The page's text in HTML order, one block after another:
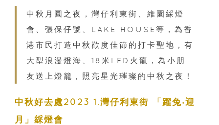
中秋月圓之夜，灣仔利東街、維園綵燈
會、張保仔號、LAKE HOUSE等，為香
港市民打造中秋歡度佳節的打卡聖地，有
大型浪漫燈海、18米LED火龍，為小朋
友送上燈籠，照亮星光璀璨的中秋之夜！
中秋好去處2023 1.灣仔利東街 「躍兔‧迎
月」綵燈會